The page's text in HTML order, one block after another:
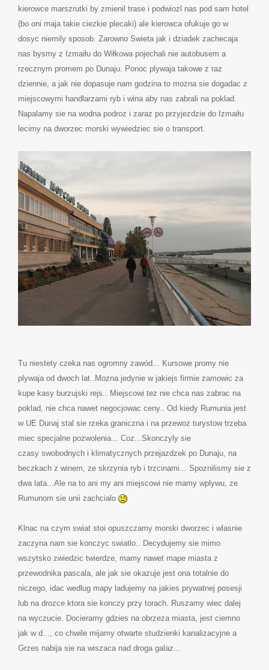
kierowce marszrutki by zmienil trase i podwiozl nas pod sam hotel
(bo oni maja takie ciezkie plecaki) ale kierowca ofukuje go w
dosyc niemily sposob. Zarowno Swieta jak i dziadek zachecaja
nas bysmy z Izmaiłu do Wiłkowa pojechali nie autobusem a
rzecznym promem po Dunaju. Ponoc plywaja takowe z raz
dziennie, a jak nie dopasuje nam godzina to mozna sie dogadac z
miejscowymi handlarzami ryb i wina aby nas zabrali na poklad.
Napalamy sie na wodna podroz i zaraz po przyjezdzie do Izmaiłu
lecimy na dworzec morski wywiedziec sie o transport.
Tu niestety czeka nas ogromny zawód... Kursowe promy nie
plywaja od dwoch lat..Mozna jedynie w jakiejs firmie zamowic za
kupe kasy burzujski rejs.. Miejscowi tez nie chca nas zabrac na
poklad, nie chca nawet negocjowac ceny.. Od kiedy Rumunia jest
w UE Dunaj stal sie rzeka graniczna i na przewoz turystow trzeba
miec specjalne pozwolenia... Coz...Skonczyly sie
czasy swobodnych i klimatycznych przejazdzek po Dunaju, na
beczkach z winem, ze skrzynia ryb i trzcinami... Spoznilismy sie z
dwa lata...Ale na to ani my ani miejscowi nie mamy wplywu, ze
Rumunom sie unii zachcialo
Klnac na czym swiat stoi opuszczamy morski dworzec i wlasnie
zaczyna nam sie konczyc swiatlo.. Decydujemy sie mimo
wszytsko zwiedzic twierdze, mamy nawet mape miasta z
przewodnika pascala, ale jak sie okazuje jest ona totalnie do
niczego, idac wedlug mapy ladujemy na jakies prywatnej posesji
lub na drozce ktora sie konczy przy torach. Ruszamy wiec dalej
na wyczucie. Docieramy gdzies na obrzeza miasta, jest ciemno
jak w d..., co chwile mijamy otwarte studzienki kanalizacyjne a
Grzes nabija sie na wiszaca nad droga galaz...